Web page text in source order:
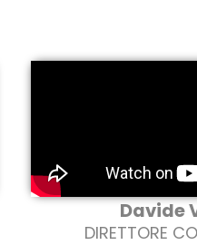
Davide
DIRETTORE